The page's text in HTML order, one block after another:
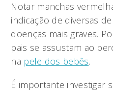
Notar manchas
indicação de diversas
doenças mais graves.
pais se assustam ao
na pele dos bebês.
É importante investigar